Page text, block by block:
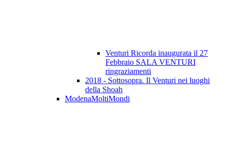
Venturi Ricorda inaugurata il 27
Febbraio SALA VENTURI
ringraziamenti
2018 - Sottosopra. Il Venturi nei luoghi
della Shoah
ModenaMoltiMondi